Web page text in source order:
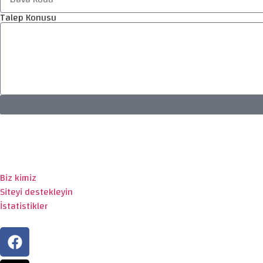
Talep Konusu
Biz kimiz
Siteyi destekleyin
İstatistikler